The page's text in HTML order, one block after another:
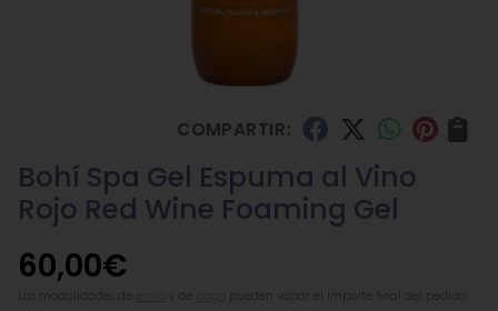
COMPARTIR:
Bohí Spa Gel Espuma al Vino
Rojo Red Wine Foaming Gel
60,00€
pueden variar el importe final del pedido.